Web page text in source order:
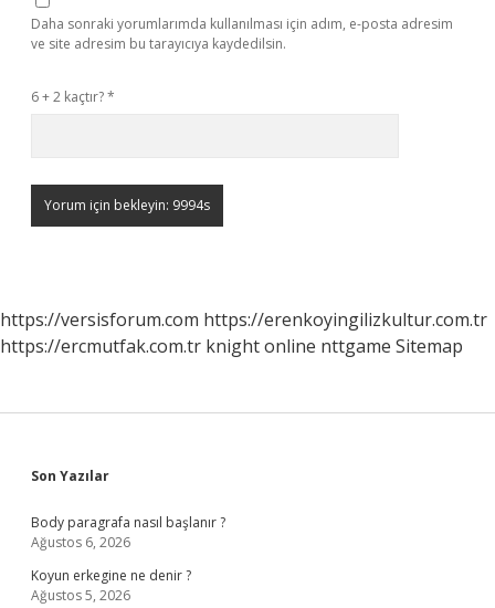
Daha sonraki yorumlarımda kullanılması için adım, e-posta adresim
ve site adresim bu tarayıcıya kaydedilsin.
6 + 2 kaçtır?*
https://versisforum.com https://erenkoyingilizkultur.com.tr
https://ercmutfak.com.tr knight online nttgame Sitemap
Sidebar
Son Yazılar
Body paragrafa nasıl başlanır ?
Ağustos 6, 2026
Koyun erkegine ne denir ?
Ağustos 5, 2026